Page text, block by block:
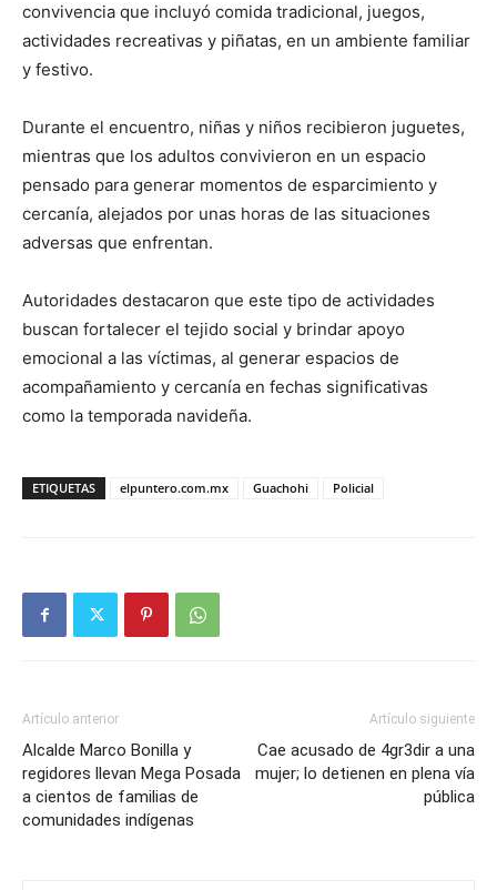
convivencia que incluyó comida tradicional, juegos,
actividades recreativas y piñatas, en un ambiente familiar
y festivo.
Durante el encuentro, niñas y niños recibieron juguetes,
mientras que los adultos convivieron en un espacio
pensado para generar momentos de esparcimiento y
cercanía, alejados por unas horas de las situaciones
adversas que enfrentan.
Autoridades destacaron que este tipo de actividades
buscan fortalecer el tejido social y brindar apoyo
emocional a las víctimas, al generar espacios de
acompañamiento y cercanía en fechas significativas
como la temporada navideña.
ETIQUETAS elpuntero.com.mx Guachohi Policial
Artículo anterior
Alcalde Marco Bonilla y
regidores llevan Mega Posada
a cientos de familias de
comunidades indígenas
Artículo siguiente
Cae acusado de 4gr3dir a una
mujer; lo detienen en plena vía
pública